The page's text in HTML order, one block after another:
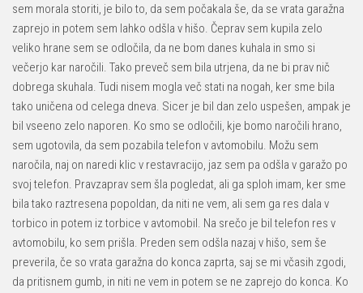
sem morala storiti, je bilo to, da sem počakala še, da se vrata garažna
zaprejo in potem sem lahko odšla v hišo. Čeprav sem kupila zelo
veliko hrane sem se odločila, da ne bom danes kuhala in smo si
večerjo kar naročili. Tako preveč sem bila utrjena, da ne bi prav nič
dobrega skuhala. Tudi nisem mogla več stati na nogah, ker sme bila
tako uničena od celega dneva. Sicer je bil dan zelo uspešen, ampak je
bil vseeno zelo naporen. Ko smo se odločili, kje bomo naročili hrano,
sem ugotovila, da sem pozabila telefon v avtomobilu. Možu sem
naročila, naj on naredi klic v restavracijo, jaz sem pa odšla v garažo po
svoj telefon. Pravzaprav sem šla pogledat, ali ga sploh imam, ker sme
bila tako raztresena popoldan, da niti ne vem, ali sem ga res dala v
torbico in potem iz torbice v avtomobil. Na srečo je bil telefon res v
avtomobilu, ko sem prišla. Preden sem odšla nazaj v hišo, sem še
preverila, če so vrata garažna do konca zaprta, saj se mi včasih zgodi,
da pritisnem gumb, in niti ne vem in potem se ne zaprejo do konca. Ko